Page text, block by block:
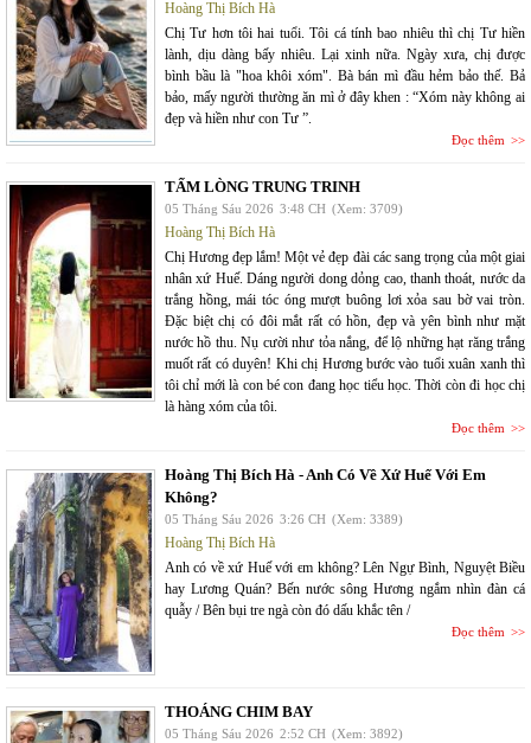
Hoàng Thị Bích Hà
Chị Tư hơn tôi hai tuổi. Tôi cá tính bao nhiêu thì chị Tư hiền
lành, dịu dàng bấy nhiêu. Lại xinh nữa. Ngày xưa, chị được
bình bầu là "hoa khôi xóm". Bà bán mì đầu hẻm bảo thế. Bả
bảo, mấy người thường ăn mì ở đây khen : “Xóm này không ai
đẹp và hiền như con Tư ”.
Đọc thêm
TẤM LÒNG TRUNG TRINH
05 Tháng Sáu 2026 3:48 CH (Xem: 3709)
Hoàng Thị Bích Hà
Chị Hương đẹp lắm! Một vẻ đẹp đài các sang trọng của một giai
nhân xứ Huế. Dáng người dong dỏng cao, thanh thoát, nước da
trắng hồng, mái tóc óng mượt buông lơi xỏa sau bờ vai tròn.
Đặc biệt chị có đôi mắt rất có hồn, đẹp và yên bình như mặt
nước hồ thu. Nụ cười như tỏa nắng, để lộ những hạt răng trắng
muốt rất có duyên! Khi chị Hương bước vào tuổi xuân xanh thì
tôi chỉ mới là con bé con đang học tiểu học. Thời còn đi học chị
là hàng xóm của tôi.
Đọc thêm
Hoàng Thị Bích Hà - Anh Có Về Xứ Huế Với Em
Không?
05 Tháng Sáu 2026 3:26 CH (Xem: 3389)
Hoàng Thị Bích Hà
Anh có về xứ Huế với em không? Lên Ngự Bình, Nguyệt Biều
hay Lương Quán? Bến nước sông Hương ngắm nhìn đàn cá
quẫy / Bên bụi tre ngà còn đó dấu khắc tên /
Đọc thêm
THOÁNG CHIM BAY
05 Tháng Sáu 2026 2:52 CH (Xem: 3892)